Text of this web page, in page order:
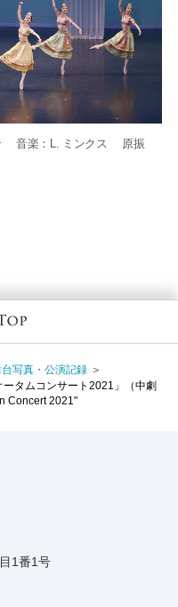
ン 音楽：L. ミンクス 原振
台写真・公演記録
タムコンサート2021」（中劇
Concert 2021"
1番1号